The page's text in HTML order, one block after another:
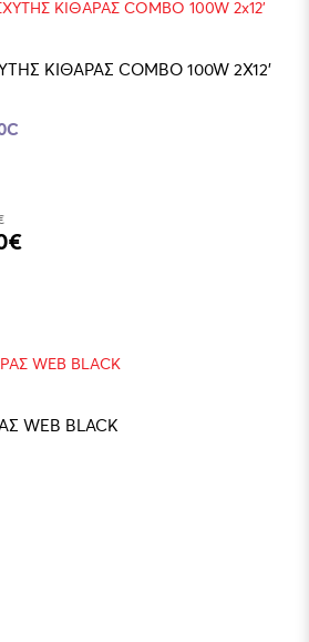
ΚΙΘΑΡΑΣ COMBO 100W 2X12'
WEB BLACK